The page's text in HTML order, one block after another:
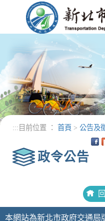
進入內容區塊
::: 目前位置 ： 首頁 > 公告及
政令公告
本網站為新北市政府交通局